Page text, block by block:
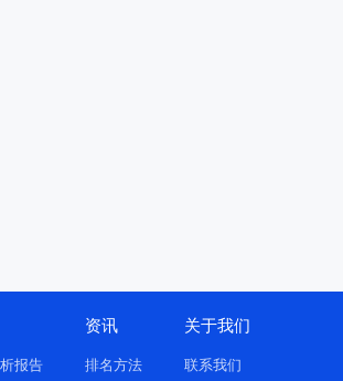
报告
资讯
排名方法
关于我们
联系我们